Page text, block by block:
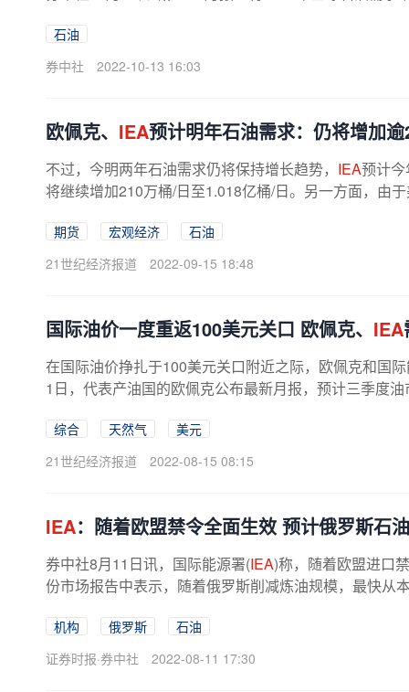
石油
券中社
2022-10-13 16:03
欧佩克、 IEA预计明年石油需求：仍将增加
不过，今明两年石油需求仍将保持增长趋势， IEA预计
将继续增加210万桶/日至1.018亿桶/日。另一方面，由
期货 宏观经济
石油
21世纪经济报道
2022-09-15 18:48
国际油价一度重返100美元关口 欧佩克、 IEA
在国际油价挣扎于100美元关口附近之际，欧佩克和国
1日，代表产油国的欧佩克公布最新月报，预计三季度
综合 天然气
美元
21世纪经济报道
2022-08-15 08:15
IEA：随着欧盟禁令全面生效 预计俄罗斯石
券中社8月11日讯，国际能源署(IEA)称，随着欧盟进口
份市场报告中表示，随着俄罗斯削减炼油规模，最快从
机构 俄罗斯
石油
证券时报·券中社
2022-08-11 17:30